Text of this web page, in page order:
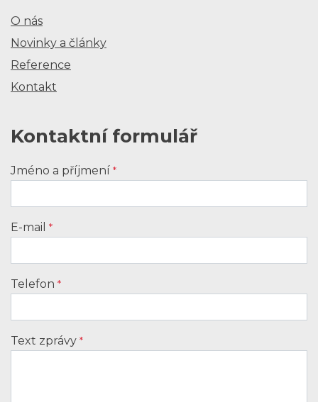
O nás
Novinky a články
Reference
Kontakt
Kontaktní formulář
Jméno a příjmení *
E-mail *
Telefon *
Text zprávy *